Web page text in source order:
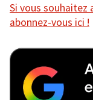
Si vous souhaitez
abonnez-vous ici !